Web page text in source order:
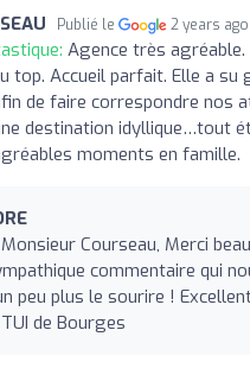
Publié le 2 years ago
Agence très agréable.
top. Accueil parfait. Elle a su
de faire correspondre nos
destination idyllique…tout
moments en famille.
Courseau, Merci
commentaire qui
peu plus le sourire !
de Bourges